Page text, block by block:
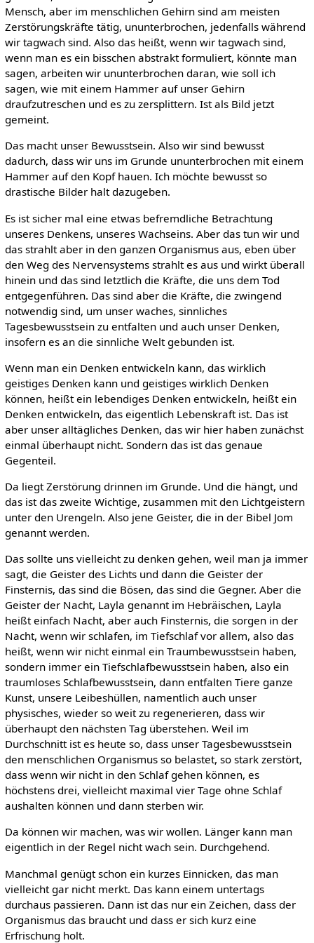
Mensch, aber im menschlichen Gehirn sind am meisten
Zerstörungskräfte tätig, ununterbrochen, jedenfalls während
wir tagwach sind. Also das heißt, wenn wir tagwach sind,
wenn man es ein bisschen abstrakt formuliert, könnte man
sagen, arbeiten wir ununterbrochen daran, wie soll ich
sagen, wie mit einem Hammer auf unser Gehirn
draufzutreschen und es zu zersplittern. Ist als Bild jetzt
gemeint.
Das macht unser Bewusstsein. Also wir sind bewusst
dadurch, dass wir uns im Grunde ununterbrochen mit einem
Hammer auf den Kopf hauen. Ich möchte bewusst so
drastische Bilder halt dazugeben.
Es ist sicher mal eine etwas befremdliche Betrachtung
unseres Denkens, unseres Wachseins. Aber das tun wir und
das strahlt aber in den ganzen Organismus aus, eben über
den Weg des Nervensystems strahlt es aus und wirkt überall
hinein und das sind letztlich die Kräfte, die uns dem Tod
entgegenführen. Das sind aber die Kräfte, die zwingend
notwendig sind, um unser waches, sinnliches
Tagesbewusstsein zu entfalten und auch unser Denken,
insofern es an die sinnliche Welt gebunden ist.
Wenn man ein Denken entwickeln kann, das wirklich
geistiges Denken kann und geistiges wirklich Denken
können, heißt ein lebendiges Denken entwickeln, heißt ein
Denken entwickeln, das eigentlich Lebenskraft ist. Das ist
aber unser alltägliches Denken, das wir hier haben zunächst
einmal überhaupt nicht. Sondern das ist das genaue
Gegenteil.
Da liegt Zerstörung drinnen im Grunde. Und die hängt, und
das ist das zweite Wichtige, zusammen mit den Lichtgeistern
unter den Urengeln. Also jene Geister, die in der Bibel Jom
genannt werden.
Das sollte uns vielleicht zu denken gehen, weil man ja immer
sagt, die Geister des Lichts und dann die Geister der
Finsternis, das sind die Bösen, das sind die Gegner. Aber die
Geister der Nacht, Layla genannt im Hebräischen, Layla
heißt einfach Nacht, aber auch Finsternis, die sorgen in der
Nacht, wenn wir schlafen, im Tiefschlaf vor allem, also das
heißt, wenn wir nicht einmal ein Traumbewusstsein haben,
sondern immer ein Tiefschlafbewusstsein haben, also ein
traumloses Schlafbewusstsein, dann entfalten Tiere ganze
Kunst, unsere Leibeshüllen, namentlich auch unser
physisches, wieder so weit zu regenerieren, dass wir
überhaupt den nächsten Tag überstehen. Weil im
Durchschnitt ist es heute so, dass unser Tagesbewusstsein
den menschlichen Organismus so belastet, so stark zerstört,
dass wenn wir nicht in den Schlaf gehen können, es
höchstens drei, vielleicht maximal vier Tage ohne Schlaf
aushalten können und dann sterben wir.
Da können wir machen, was wir wollen. Länger kann man
eigentlich in der Regel nicht wach sein. Durchgehend.
Manchmal genügt schon ein kurzes Einnicken, das man
vielleicht gar nicht merkt. Das kann einem untertags
durchaus passieren. Dann ist das nur ein Zeichen, dass der
Organismus das braucht und dass er sich kurz eine
Erfrischung holt.